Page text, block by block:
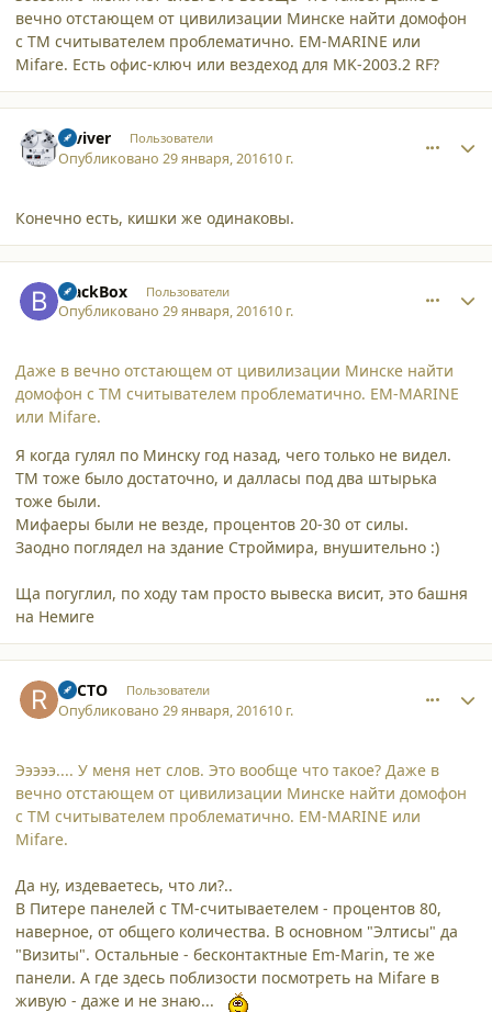
вечно отстающем от цивилизации Минске найти домофон
с TM считывателем проблематично. EM-MARINE или
Mifare. Есть офис-ключ или вездеход для MK-2003.2 RF?
reviver Пользователи
Опубликовано29 января, 201610 г.
Конечно есть, кишки же одинаковы.
BlackBox Пользователи
Опубликовано29 января, 201610 г.
Даже в вечно отстающем от цивилизации Минске найти
домофон с TM считывателем проблематично. EM-MARINE
или Mifare.
Я когда гулял по Минску год назад, чего только не видел.
ТМ тоже было достаточно, и далласы под два штырька
тоже были.
Мифаеры были не везде, процентов 20-30 от силы.
Заодно поглядел на здание Строймира, внушительно :)
Ща погуглил, по ходу там просто вывеска висит, это башня
на Немиге
RECTO Пользователи
Опубликовано29 января, 201610 г.
Эээээ.... У меня нет слов. Это вообще что такое? Даже в
вечно отстающем от цивилизации Минске найти домофон
с TM считывателем проблематично. EM-MARINE или
Mifare.
Да ну, издеваетесь, что ли?..
В Питере панелей с ТМ-считываетелем - процентов 80,
наверное, от общего количества. В основном "Элтисы" да
"Визиты". Остальные - бесконтактные Em-Marin, те же
панели. А где здесь поблизости посмотреть на Mifare в
живую - даже и не знаю...